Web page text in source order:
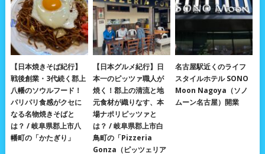
【日本焼きそば紀行】
戦後創業・3代続く郡上
八幡のソウルフード！
パリパリ食感がクセに
なる名物焼きそばと
は？ / 岐阜県郡上市八
幡町の「かたぎり」
【日本グルメ紀行】日
本一のピッツァ職人が
焼く！郡上の清流と地
元食材が織りなす、本
場ナポリピッツァと
は？ / 岐阜県郡上市白
鳥町の「Pizzeria
Gonza（ピッツェリア
名古屋駅近くのライフ
スタイルホテル SONO
Moon Nagoya（ソノ
ムーン名古屋）開業